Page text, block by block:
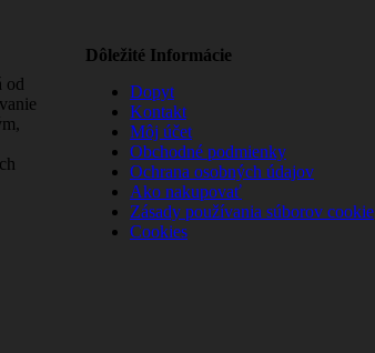
od
Dôležité Informácie
Dopyt
Kontakt
Môj účet
Obchodné podmienky
Ochrana osobných údajov
Ako nakupovať
Zásady používania súborov cookie
Cookies